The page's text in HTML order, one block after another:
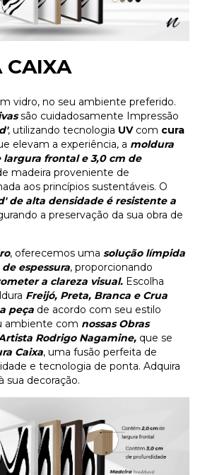
CAIXA
vidro, no seu ambiente preferido.
são cuidadosamente Impressão
, utilizando tecnologia UVcom cura
elevam a experiência, a moldura
largura frontal e 3,0 cm de
madeira proveniente de
aos princípios sustentáveis. O
de alta densidade é resistente a
a preservação da sua obra de
, oferecemos uma solução límpida
espessura, proporcionando
a clareza visual. Escolha
Freijó, Preta, Branca e Crua
peça de acordo com seu estilo
ambiente com nossas Obras
Rodrigo Nagamine, que se
Caixa, uma fusão perfeita de
e tecnologia de ponta. Adquira
sua decoração.